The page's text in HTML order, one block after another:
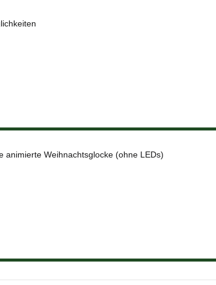
animierte Weihnachtsglocke (ohne LEDs)